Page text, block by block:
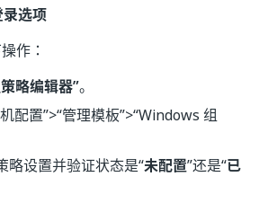
选项
作：
略编辑器”。
配置”>“管理模板”>“Windows 组
略设置并验证状态是“未配置”还是“已